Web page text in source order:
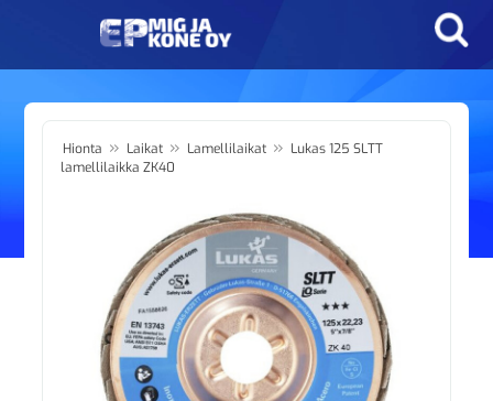
Hionta » Laikat » Lamellilaikat » Lukas 125 SLTT
lamellilaikka ZK40